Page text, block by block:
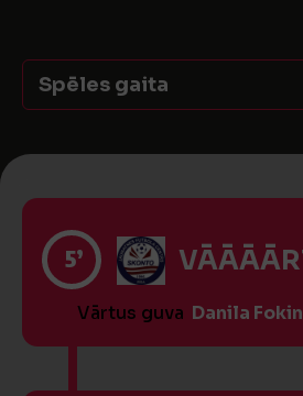
Spēles gaita
5’
Vārtus guva Danila